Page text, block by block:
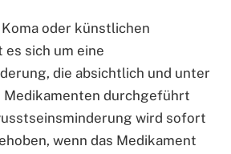
oder künstlichen
sich um eine
die absichtlich und unter
Medikamenten durchgeführt
wird sofort
wenn das Medikament